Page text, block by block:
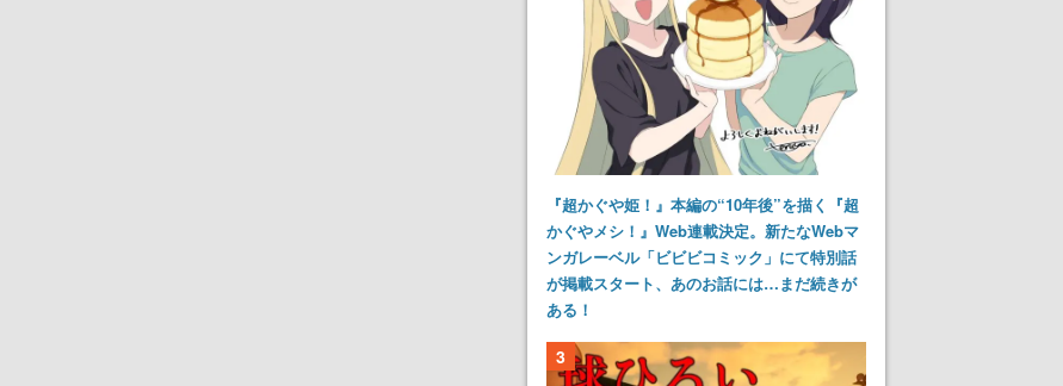
『超かぐや姫！』本編の“10年後”を描く『超
かぐやメシ！』Web連載決定。新たなWebマ
ンガレーベル「ビビビコミック」にて特別話
が掲載スタート、あのお話には…まだ続きが
ある！
3